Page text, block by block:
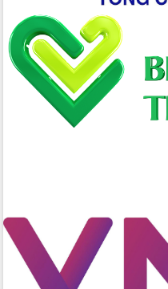
đấu có 77% xã đạt chuẩn nông thôn
mới
Chuyển đổi số 'mở đường' cho nông
nghiệp Đắk Lắk tăng trưởng bứt phá
Triển khai đồng bộ đo đạc, lập hồ sơ
địa chính, hoàn thiện cơ sở dữ liệu đất
Đắk Lắk đẩy mạnh nuôi biển công
nghệ, hướng tới phát triển thủy sản
bền vững
Tập huấn nâng cao năng lực triển khai